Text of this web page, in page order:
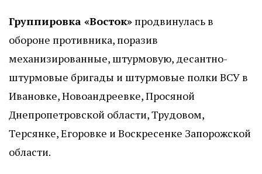
Группировка «Восток» продвинулась в
обороне противника, поразив
механизированные, штурмовую, десантно-
штурмовые бригады и штурмовые полки ВСУ в
Ивановке, Новоандреевке, Просяной
Днепропетровской области, Трудовом,
Терсянке, Егоровке и Воскресенке Запорожской
области.